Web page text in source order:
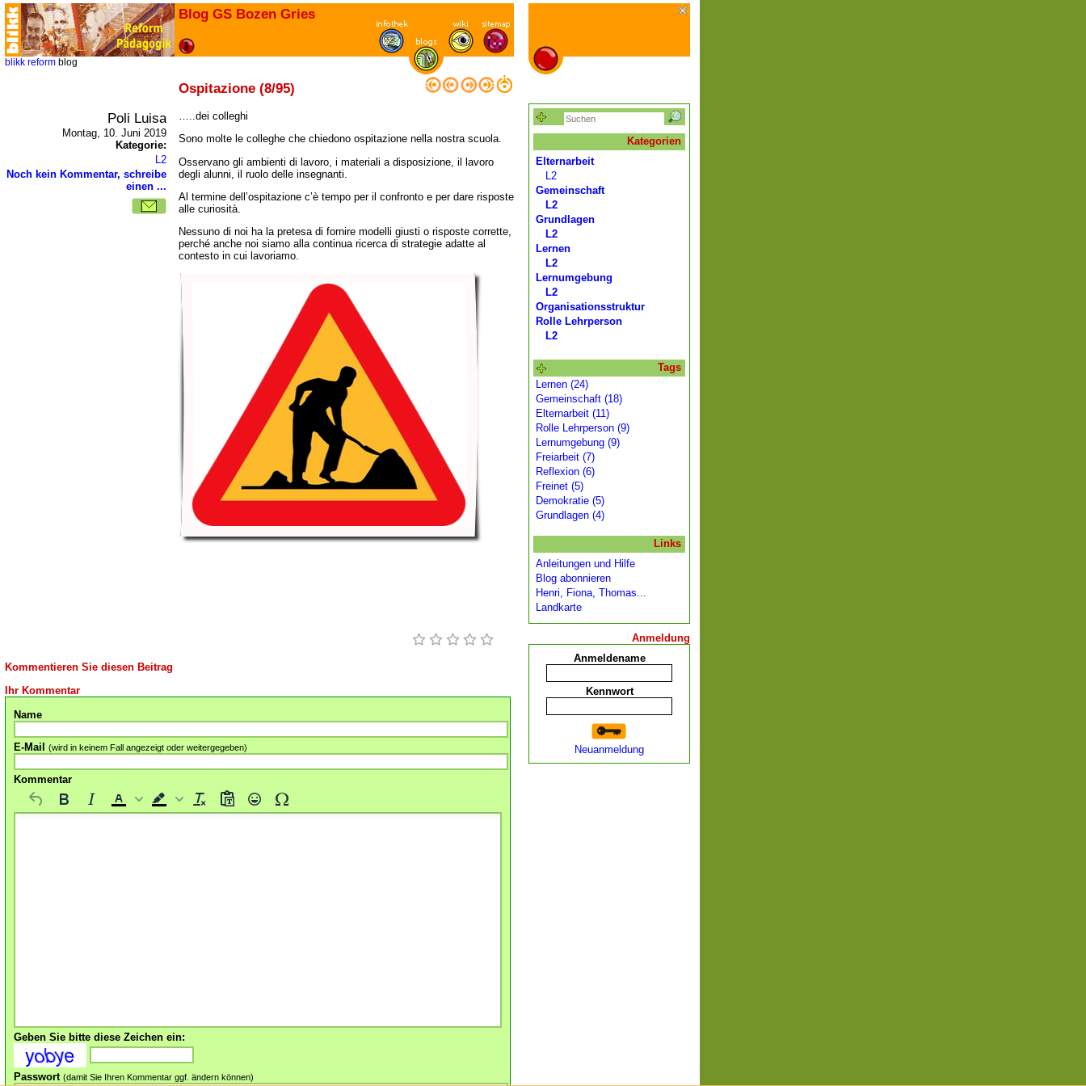
Blog GS Bozen Gries
blikk reform blog
Ospitazione (8/95)
Poli Luisa
Montag, 10. Juni 2019
Kategorie:
L2
Noch kein Kommentar, schreibe
einen ...
..dei colleghi
Sono molte le colleghe che chiedono ospitazione nella nostra scuola.
Osservano gli ambienti di lavoro, i materiali a disposizione, il lavoro
degli alunni, il ruolo delle insegnanti.
Al termine dell’ospitazione c’è tempo per il confronto e per dare risposte
alle curiosità.
Nessuno di noi ha la pretesa di fornire modelli giusti o risposte corrette,
perché anche noi siamo alla continua ricerca di strategie adatte al
contesto in cui lavoriamo.
Kommentieren Sie diesen Beitrag
Ihr Kommentar
Name
E-Mail (wird in keinem Fall angezeigt oder weitergegeben)
Kommentar
Geben Sie bitte diese Zeichen ein:
Passwort (damit Sie Ihren Kommentar ggf. ändern können)
Kategorien
Elternarbeit
L2
Gemeinschaft
L2
Grundlagen
L2
Lernen
L2
Lernumgebung
L2
Organisationsstruktur
Rolle Lehrperson
L2
Tags
Lernen (24)
Gemeinschaft (18)
Elternarbeit (11)
Rolle Lehrperson (9)
Lernumgebung (9)
Freiarbeit (7)
Reflexion (6)
Freinet (5)
Demokratie (5)
Grundlagen (4)
Links
Anleitungen und Hilfe
Blog abonnieren
Henri, Fiona, Thomas...
Landkarte
Anmeldung
Anmeldename
Kennwort
Neuanmeldung